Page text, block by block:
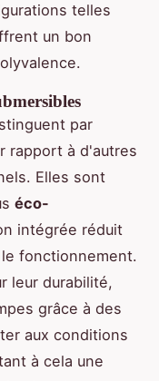
telles
un bon
par
rapport à d'autres
Elles sont
éco-
intégrée réduit
fonctionnement.
leur durabilité,
grâce à des
aux conditions
à cela une